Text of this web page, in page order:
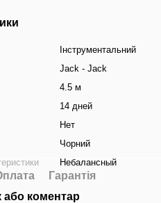
Інструментальний
Jack - Jack
4.5 м
14 дней
Нет
Чорний
Небалансный
Гарантія
або коментар